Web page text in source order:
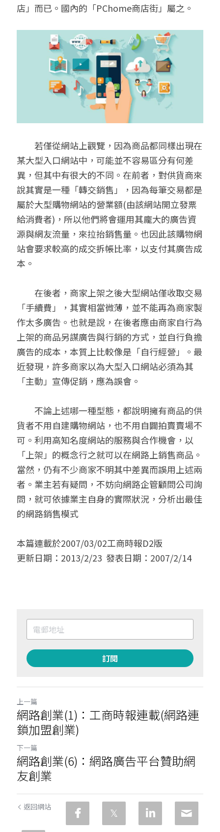
店」而已。國內的「PChome商店街」屬之。
若僅從網站上觀覽，因為商品都同樣出現在
某大型入口網站中，可能並不容易區分有何差
異，但其中有很大的不同。在前者，對供貨商來
說其實是一種「轉交銷售」，因為每筆交易都是
屬於大型購物網站的營業額(由該網站開立發票
給消費者)，所以他們將會運用其龐大的廣告資
源與網友流量，來拉抬銷售量。也因此該購物網
站會要求較高的成交拆帳比率，以支付其廣告成
本。
在後者，商家上架之後大型網站僅收取交易
「手續費」，其實相當微薄，並不能再為商家製
作太多廣告。也就是說，在後者應由商家自行為
上架的商品另謀廣告與行銷的方式，並自行負擔
廣告的成本，本質上比較像是「自行經營」。最
近發現，許多商家以為大型入口網站必須為其
「主動」宣傳促銷，應為誤會。
不論上述哪一種型態，都說明擁有商品的供
貨者不用自建購物網站，也不用自闢拍賣賣場不
可。利用高知名度網站的服務與合作機會，以
「上架」的概念行之就可以在網路上銷售商品。
當然，仍有不少商家不明其中差異而誤用上述兩
者。業主若有疑問，不妨向網路企管顧問公司詢
問，就可依據業主自身的實際狀況，分析出最佳
的網路銷售模式
本篇連載於2007/03/02工商時報D2版
更新日期：2013/2/23  發表日期：2007/2/14
訂閱
上一篇
網路創業(1)：工商時報連載(網路連
鎖加盟創業)
下一篇
網路創業(6)：網路廣告平台贊助網
友創業
返回網站